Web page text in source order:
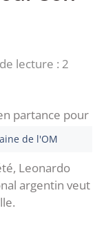
lecture : 2
de l'OM
Leonardo
argentin veut